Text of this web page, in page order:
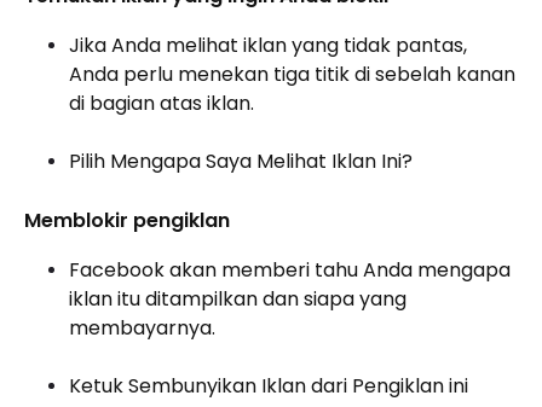
Jika Anda melihat iklan yang tidak pantas,
Anda perlu menekan tiga titik di sebelah kanan
di bagian atas iklan.
Pilih Mengapa Saya Melihat Iklan Ini?
Memblokir pengiklan
Facebook akan memberi tahu Anda mengapa
iklan itu ditampilkan dan siapa yang
membayarnya.
Ketuk Sembunyikan Iklan dari Pengiklan ini